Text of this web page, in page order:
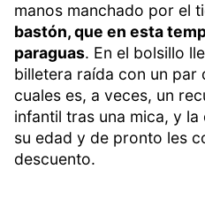
manos manchado por el
bastón, que en esta
paraguas. En el bolsillo
billetera raída con un par
cuales es, a veces, un
infantil tras una mica, y
su edad y de pronto les
descuento.